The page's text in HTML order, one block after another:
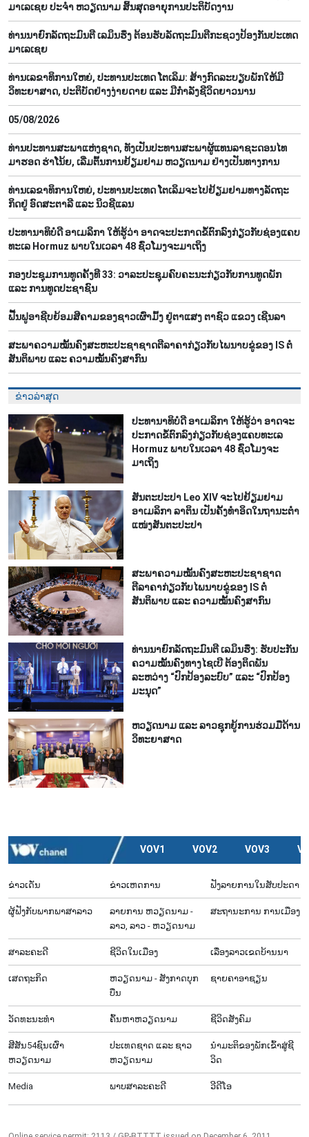
ມາເລເຊຍ ປະຈຳ ຫວຽດນາມ ສິ້ນສຸດອາຍຸການປະຕິບັດງານ
ທ່ານນາຍົກລັດຖະມົນຕີ ເລມິນຮຶງ ຕ້ອນຮັບລັດຖະມົນຕີກະຊວງປ້ອງກັນປະເທດ
ມາເລເຊຍ
ທ່ານເລຂາທິການໃຫຍ່, ປະທານປະເທດ ໂຕເລິມ: ສ້າງກົດລະບຽບພັກໃຫ້ມີ
ວິທະຍາສາດ, ປະຕິບັດຢ່າງງ່າຍດາຍ ແລະ ມີກຳລັງຊີວິດຍາວນານ
05/08/2026
ທ່ານປະທານສະພາແຫ່ງຊາດ, ທັງເປັນປະທານສະພາຜູ້ແທນລາຊະດອນໄທ
ມາຮອດ ຮ່າໂນ້ຍ, ເລີ່ມຕົ້ນການຢ້ຽມຢາມ ຫວຽດນາມ ຢ່າງເປັນທາງການ
ທ່ານ​ເລ​ຂາ​ທິ​ການ​ໃຫຍ່, ປ​ະ​ທານ​ປະ​ເທດ ໂຕ​ເລິມ​ຈະ​ໄປ​ຢ້ຽມ​ຢາມ​ທາງ​ລັດ​ຖະ​
ກິດ​ຢູ່ ອົດ​ສະ​ຕາ​ລີ ແລະ ນິວ​ຊີ​ແລນ
ປະທານາທິບໍດີ ອາເມລິກາ ໃຫ້ຮູ້ວ່າ ອາດຈະປະກາດຂໍ້ຕົກລົງກ່ຽວກັບຊ່ອງແຄບ
ທະເລ Hormuz ພາບໃນເວລາ 48 ຊົ່ວໂມງຈະມາເຖິງ
ກອງປະຊຸມການທູດຄັ້ງທີ 33: ວາລະປະຊຸມຄົບຄະນະກ່ຽວກັບການທູດພັກ
ແລະ ການທູດປະຊາຊົນ
ຟື້​ນ​ຟູ​ອາ​ຊີບ​ຍ້ອມ​ສີ​ຄາມຂອງ​ຊາວ​ເຜົ່າ​ມົ້ງ​ ຢູ່​ຕາ​ແສງ ຕາ​ຊົວ ແຂວງ ເຊີນ​ລາ
ສະພາຄວາມໝັ້ນຄົງສະຫະປະຊາຊາດຕີລາຄາກ່ຽວກັບໄພນາບຂູ່ຂອງ IS ຕໍ່
ສັນຕິພາບ ແລະ ຄວາມໝັ້ນຄົງສາກົນ
ຂ່າວລ່າສຸດ
ປະທານາທິບໍດີ ອາເມລິກາ ໃຫ້ຮູ້ວ່າ ອາດຈະ
ປະກາດຂໍ້ຕົກລົງກ່ຽວກັບຊ່ອງແຄບທະເລ
Hormuz ພາບໃນເວລາ 48 ຊົ່ວໂມງຈະ
ມາເຖິງ
ສັນຕະປະປາ Leo XIV ຈະໄປຢ້ຽມຢາມ
ອາເມລິກາ ລາຕິນ ເປັນຄັ້ງທຳອິດໃນຖານະຕຳ
ແໜ່ງສັນຕະປະປາ
ສະພາຄວາມໝັ້ນຄົງສະຫະປະຊາຊາດ
ຕີລາຄາກ່ຽວກັບໄພນາບຂູ່ຂອງ IS ຕໍ່
ສັນຕິພາບ ແລະ ຄວາມໝັ້ນຄົງສາກົນ
ທ່ານນາຍົກລັດຖະມົນຕີ ເລມິນຮຶງ: ຮັບປະກັນ
ຄວາມໝັ້ນຄົງທາງໄຊເບີ ຕ້ອງຕິດພັນ
ລະຫວ່າງ “ປົກປ້ອງລະບົບ” ແລະ “ປົກປ້ອງ
ມະນຸດ”
ຫວຽດ​ນາມ ແລະ ລາວ​ຊຸກ​ຍູ້​ການ​ຮ່ວມ​ມື​ດ້ານ
ວ​ິ​ທະ​ຍາ​ສາດ
VOV1 VOV2 VOV3
ຂ່າວເດັ່ນ ຂ່າວເຫດການ ຟັງລາຍການໃນສັບປະດາ
ຜູ້​ຟັງ​ກັບ​ພາກ​ພາ​ສາ​ລາວ
ລາຍ​ການ ຫວຽດນາມ -
ລາວ, ລາວ - ຫວຽດນາມ
ສະຖານະການ ການເມືອງ
ສາລະຄະດີ ຊີ​ວິດ​ໃນ​ເມືອງ ເລື່ອງ​ລາວ​ເ​ຂດ​ບ້ານ​ນາ
ເສດຖະກິດ
ຫວຽດ​ນາມ - ສັງ​ກາດ​ບຸກ​
ບືນ
ຊາຍຄາອາຊຽນ
ວັດທະນະທໍາ ຄົ້ນຫາຫວຽດນາມ ຊີ​ວິດ​ສັງ​ຄົມ
ສີສັນ54ຊົນເຜົ່າ
ຫວຽດນາມ
ປະເທດຊາດ ແລະ ຊາວ
ຫວຽດນາມ
ນຳ​ມະ​ຕິ​ຂ​ອງ​ພັກ​ເຂົ້າ​ສູ່​ຊີ​
ວິດ
Media ພາບສາລະຄະດີ ວີດີໂອ